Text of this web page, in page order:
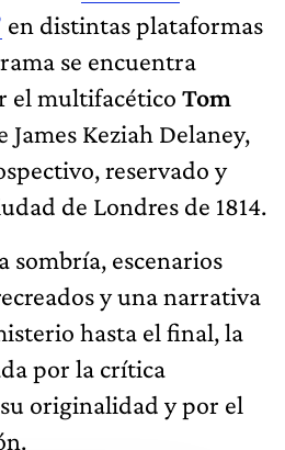
en distintas plataformas
se encuentra
el multifacético Tom
James Keziah Delaney,
reservado y
de Londres de 1814.
sombría, escenarios
y una narrativa
hasta el final, la
por la crítica
originalidad y por el